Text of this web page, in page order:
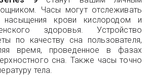
Часы могут отслеживать
насыщения крови кислородом и
здоровья. Устройство
по качеству сна пользователя,
время, проведенное в фазах
сна. Также часы точно
тела.